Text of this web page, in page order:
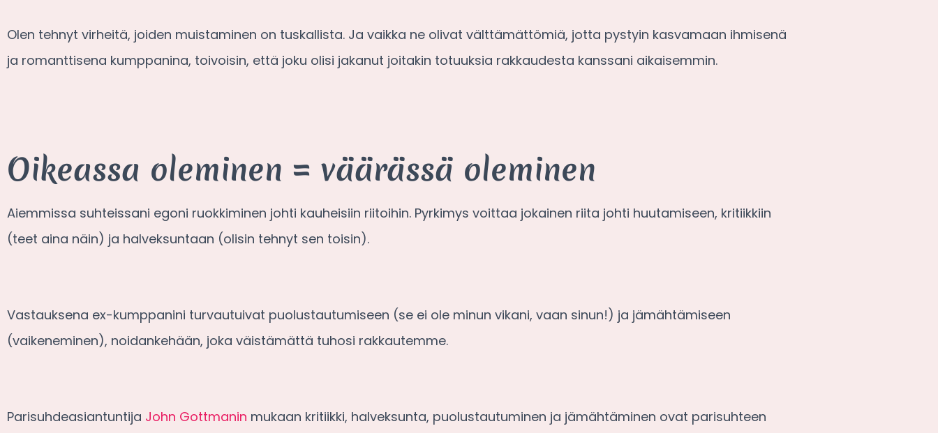
Olen tehnyt virheitä, joiden muistaminen on tuskallista. Ja vaikka ne olivat välttämättömiä, jotta pystyin kasvamaan ihmisenä
ja romanttisena kumppanina, toivoisin, että joku olisi jakanut joitakin totuuksia rakkaudesta kanssani aikaisemmin.
Oikeassa oleminen = väärässä oleminen
Aiemmissa suhteissani egoni ruokkiminen johti kauheisiin riitoihin. Pyrkimys voittaa jokainen riita johti huutamiseen, kritiikkiin
(teet aina näin) ja halveksuntaan (olisin tehnyt sen toisin).
Vastauksena ex-kumppanini turvautuivat puolustautumiseen (se ei ole minun vikani, vaan sinun!) ja jämähtämiseen
(vaikeneminen), noidankehään, joka väistämättä tuhosi rakkautemme.
Parisuhdeasiantuntija John Gottmanin mukaan kritiikki, halveksunta, puolustautuminen ja jämähtäminen ovat parisuhteen